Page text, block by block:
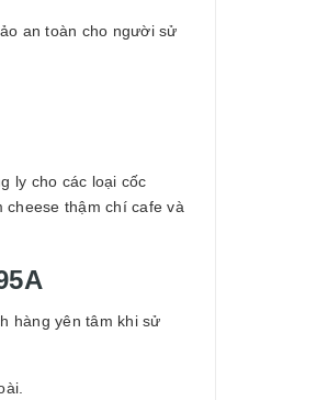
an toàn cho người sử
ly cho các loại cốc
cheese thậm chí cafe và
hàng yên tâm khi sử